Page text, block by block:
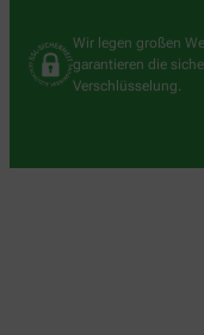
Wir legen großen
garantieren die
Verschlüsselung.